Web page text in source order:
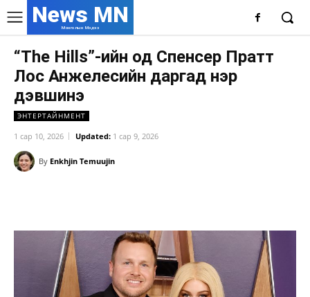
News MN
Монголын Мэдээ
“The Hills”-ийн од Спенсер Пратт
Лос Анжелесийн даргад нэр
дэвшинэ
ЭНТЕРТАЙНМЕНТ
1 сар 10, 2026 Updated: 1 сар 9, 2026
By Enkhjin Temuujin